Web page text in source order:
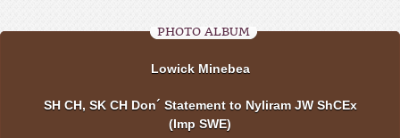
PHOTO ALBUM
Lowick Minebea
SH CH, SK CH Don´ Statement to Nyliram JW ShCEx
(Imp SWE)